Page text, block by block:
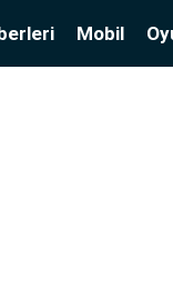
Mobil